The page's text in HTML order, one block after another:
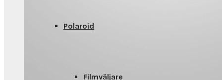
Polaroid
Filmväljare